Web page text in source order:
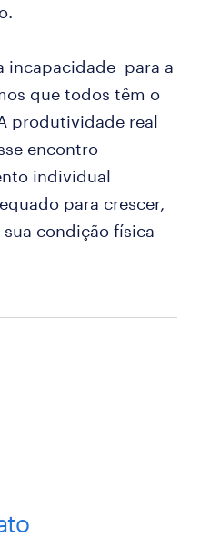
incapacidade para a
que todos têm o
produtividade real
encontro
individual
para crescer,
condição física